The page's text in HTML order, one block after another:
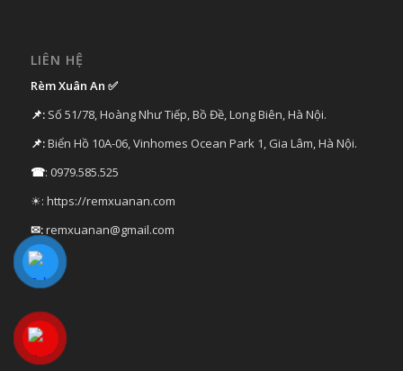
LIÊN HỆ
Rèm Xuân An ✅
📌: Số 51/78, Hoàng Như Tiếp, Bồ Đề, Long Biên, Hà Nội.
📌:Biển Hồ 10A-06, Vinhomes Ocean Park 1, Gia Lâm, Hà Nội.
☎: 0979.585.525
☀: https://remxuanan.com
✉:remxuanan@gmail.com